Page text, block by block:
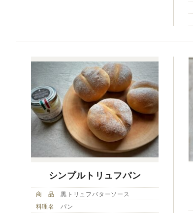
シンプルトリュフパン
商 品
黒トリュフバターソース
料理名
パン